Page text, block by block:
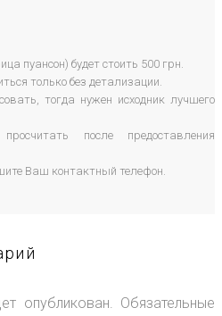
пуансон) будет стоить 500 грн.
только без детализации.
тогда нужен исходник лучшего
после предоставления
Ваш контактный телефон.
опубликован. Обязательные